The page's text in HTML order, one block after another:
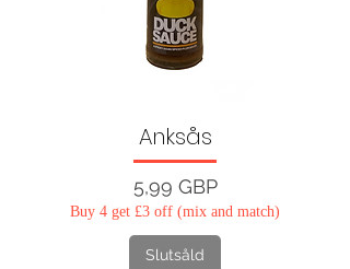
Anksås
Pris
5,99 GBP
Buy 4 get £3 off (mix and match)
Slutsåld